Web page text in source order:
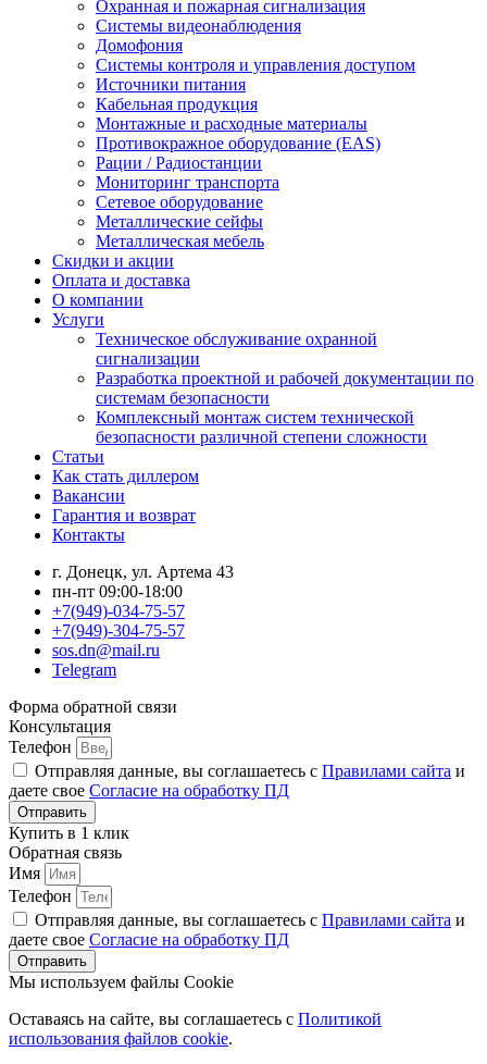
Охранная и пожарная сигнализация
Системы видеонаблюдения
Домофония
Системы контроля и управления доступом
Источники питания
Кабельная продукция
Монтажные и расходные материалы
Противокражное оборудование (EAS)
Рации / Радиостанции
Мониторинг транспорта
Сетевое оборудование
Металлические сейфы
Металлическая мебель
Скидки и акции
Оплата и доставка
О компании
Услуги
Техническое обслуживание охранной
сигнализации
Разработка проектной и рабочей документации по
системам безопасности
Комплексный монтаж систем технической
безопасности различной степени сложности
Статьи
Как стать диллером
Вакансии
Гарантия и возврат
Контакты
г. Донецк, ул. Артема 43
пн-пт 09:00-18:00
+7(949)-034-75-57
+7(949)-304-75-57
sos.dn@mail.ru
Telegram
Форма обратной связи
Консультация
Телефон
Отправляя данные, вы соглашаетесь с Правилами сайта и
даете свое Согласие на обработку ПД
Отправить
Купить в 1 клик
Обратная связь
Имя
Телефон
Отправляя данные, вы соглашаетесь с Правилами сайта и
даете свое Согласие на обработку ПД
Отправить
Мы используем файлы Cookie
Оставаясь на сайте, вы соглашаетесь c Политикой
использования файлов cookie.